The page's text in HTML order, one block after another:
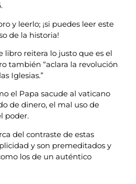
y leerlo; ¡si puedes leer este
de la historia!
reitera lo justo que es el
también “aclara la revolución
Iglesias.”
el Papa sacude al vaticano
de dinero, el mal uso de
poder.
del contraste de estas
y son premeditados y
los de un auténtico